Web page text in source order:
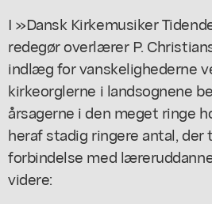
I »Dansk Kirkemusiker
redegør overlærer P.
indlæg for vanskelighederne
kirkeorglerne i landsognene
årsagerne i den meget ringe
heraf stadig ringere antal, der
forbindelse med
videre: